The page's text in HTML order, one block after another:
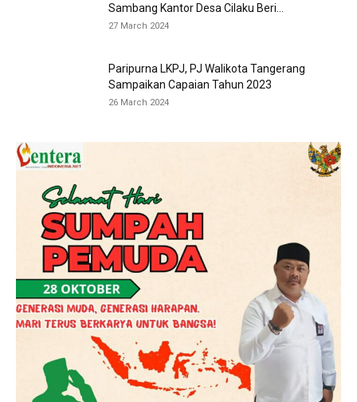
Sambang Kantor Desa Cilaku Beri...
27 March 2024
Paripurna LKPJ, PJ Walikota Tangerang
Sampaikan Capaian Tahun 2023
26 March 2024